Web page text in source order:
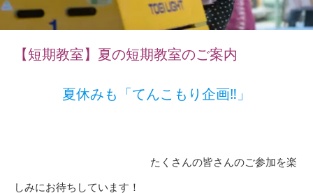
【短期教室】夏の短期教室のご案内
夏休みも「てんこもり企画‼」
たくさんの皆さんのご参加を楽
しみにお待ちしています！